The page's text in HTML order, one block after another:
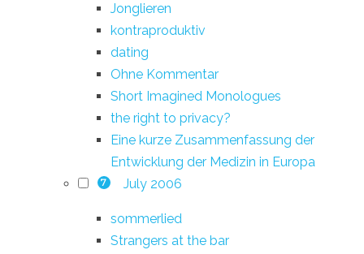
Jonglieren
kontraproduktiv
dating
Ohne Kommentar
Short Imagined Monologues
the right to privacy?
Eine kurze Zusammenfassung der
Entwicklung der Medizin in Europa
7 July 2006
sommerlied
Strangers at the bar